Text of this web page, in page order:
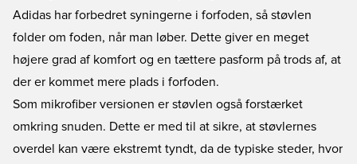
Adidas har forbedret syningerne i forfoden, så støvlen
folder om foden, når man løber. Dette giver en meget
højere grad af komfort og en tættere pasform på trods af, at
der er kommet mere plads i forfoden.
Som mikrofiber versionen er støvlen også forstærket
omkring snuden. Dette er med til at sikre, at støvlernes
overdel kan være ekstremt tyndt, da de typiske steder, hvor